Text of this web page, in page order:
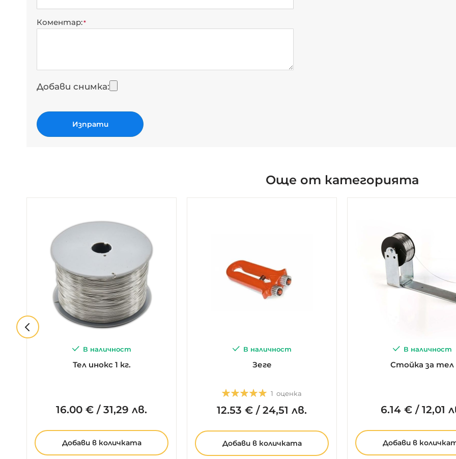
Коментар
Добави снимка
Изпрати
Още от категорията
В наличност
Тел инокс 1 кг.
16.00 € / 31,29 лв.
Добави в количката
В наличност
Зеге
Оценка:
1 оценка
12.53 € / 24,51 лв.
Добави в количката
В наличност
Стойка за тел
6.14 € / 12,01
Добави в